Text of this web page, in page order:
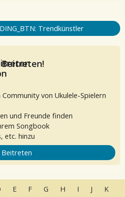
Trendkünstler
von Ukulele-Spielern
und Freunde finden
Songbook
etc. hinzu
Beitreten
E F G H I J K